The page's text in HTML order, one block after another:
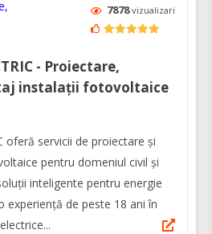
7878vizualizari
- Proiectare,
instalații fotovoltaice
oferă servicii de proiectare și
pentru domeniul civil și
inteligente pentru energie
experiență de peste 18 ani în